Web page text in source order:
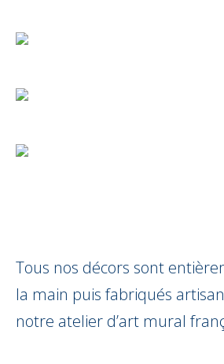
Tous nos décors sont
la main puis fabriqués
notre atelier d’art mural